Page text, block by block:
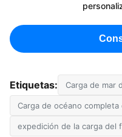
Etiquetas: Carga de mar
Carga de océano
expedición de la carga del